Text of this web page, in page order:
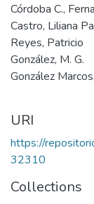
Córdoba C.,
Castro, Liliana
Reyes, Patricio
González, M. G.
González
URI
https://
32310
Collections